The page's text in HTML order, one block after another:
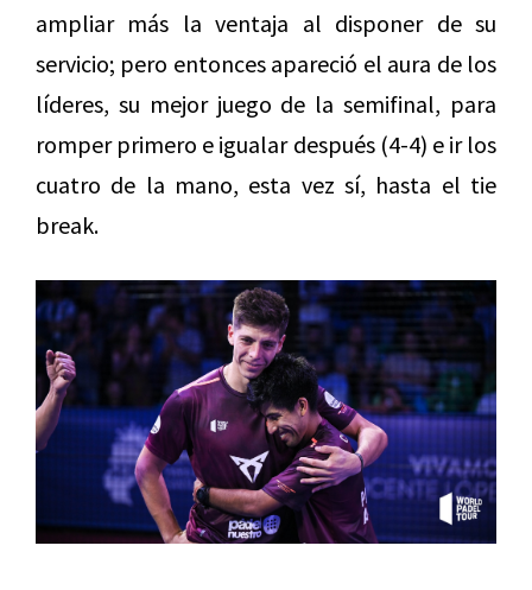
ampliar más la ventaja al disponer de su
servicio; pero entonces apareció el aura de los
líderes, su mejor juego de la semifinal, para
romper primero e igualar después (4-4) e ir los
cuatro de la mano, esta vez sí, hasta el tie
break.